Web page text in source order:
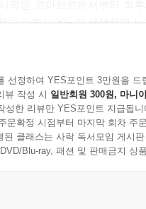
미술관에 자리 잡은 〈수련
된다.
을 설치해 외부 날씨와 태양
름과 공간까지를 모두 작품
하게 된다.
고 승화되었는지 생생하게
이야기하고 이해하는 척하지
사랑하는 일뿐이다”
〈수련〉 대장식화까지
빛으로 승화한 거장의 기록
선정하여 YES포인트 3만원을 드
뷰 작성 시 일반회원 300원, 마니
성한 리뷰만 YES포인트 지급됩니
문확정 시점부터 마지막 회차 주
된 클래스는 사락 독서모임 게시
Blu-ray, 패션 및 판매금지 상